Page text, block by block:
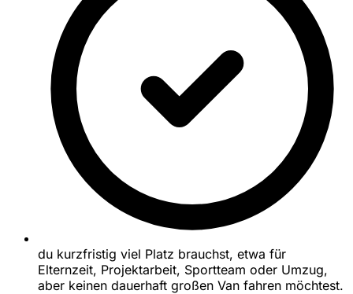
du kurzfristig viel Platz brauchst, etwa für
Elternzeit, Projektarbeit, Sportteam oder Umzug,
aber keinen dauerhaft großen Van fahren möchtest.